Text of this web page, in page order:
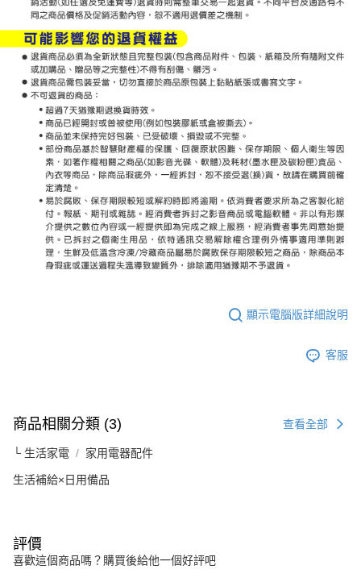
顯示電腦版詳細說明
客服
商品相關分類 (3) 查看全部
└ 生活家電 家用電器配件
生活補給×日用備品
評價
喜歡這個商品嗎？購買後給他一個好評吧